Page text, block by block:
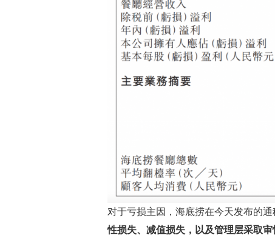
对于亏损主因，海底捞在今天发布的通
性损失、减值损失，以及管理层采取